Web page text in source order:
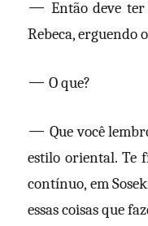
— Então deve
Rebeca, erguendo
—O que?
—Que você
estilo oriental. Te
contínuo, em
essas coisas que